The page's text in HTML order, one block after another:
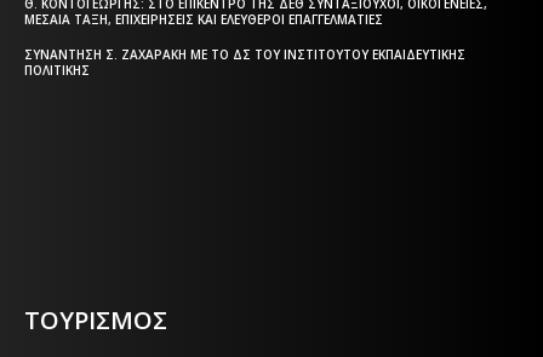
Θ. ΚΟΝΤΟΓΕΏΡΓΗΣ: ΣΤΟ ΕΠΊΚΕΝΤΡΟ ΤΗΣ ΔΕΘ ΣΥΝΤΑΞΙΟΎΧΟΙ, ΟΙΚΟΓΈΝΕΙΕΣ,
ΜΕΣΑΊΑ ΤΆΞΗ, ΕΠΙΧΕΙΡΉΣΕΙΣ ΚΑΙ ΕΛΕΎΘΕΡΟΙ ΕΠΑΓΓΕΛΜΑΤΊΕΣ
ΣΥΝΆΝΤΗΣΗ Σ. ΖΑΧΑΡΆΚΗ ΜΕ ΤΟ ΔΣ ΤΟΥ ΙΝΣΤΙΤΟΎΤΟΥ ΕΚΠΑΙΔΕΥΤΙΚΉΣ
ΠΟΛΙΤΙΚΉΣ
ΤΟΥΡΙΣΜΟΣ